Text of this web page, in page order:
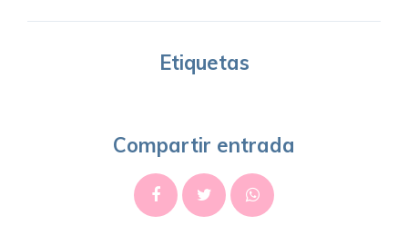
Etiquetas
Compartir entrada